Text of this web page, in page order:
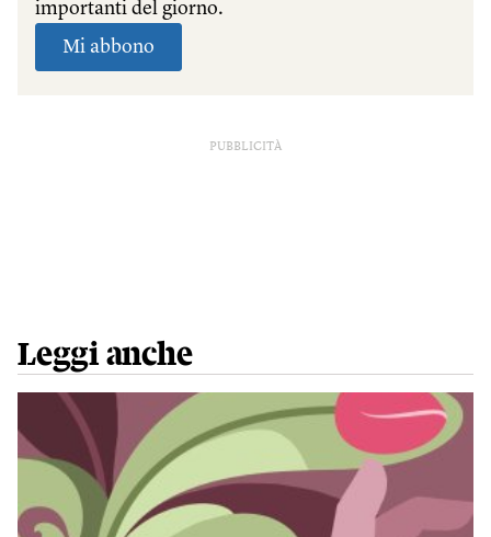
PUBBLICITÀ
Leggi anche